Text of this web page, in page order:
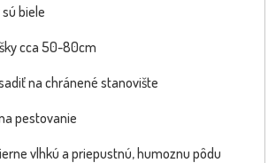
biele
cca 50-80cm
na chránené stanovište
pestovanie
vlhkú a priepustnú, humoznu pôdu